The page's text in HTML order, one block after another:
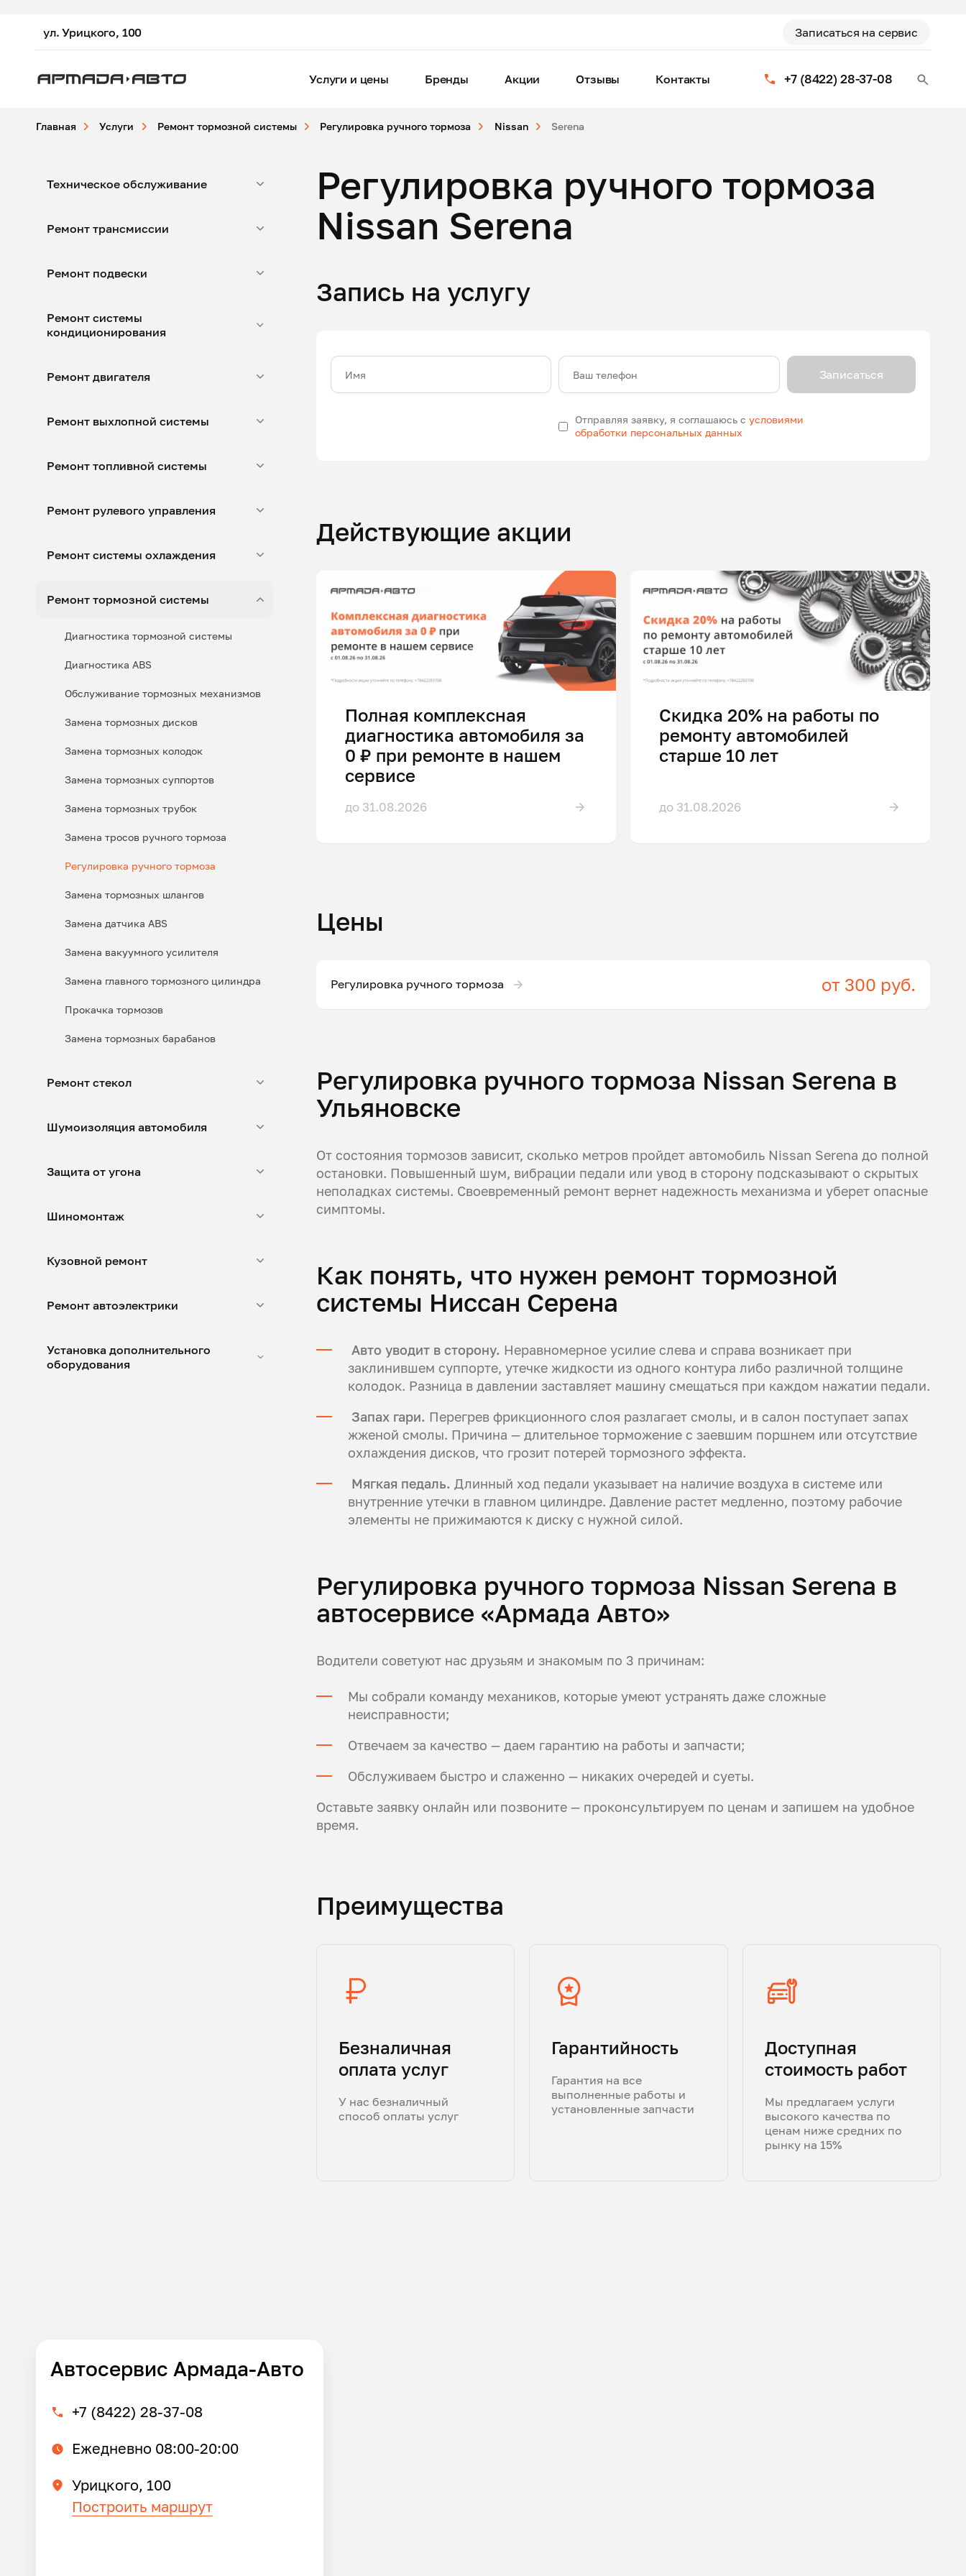
ул. Урицкого, 100 Записаться на сервис
+7 (8422) 28-37-08
Услуги и цены Бренды Акции Отзывы Контакты
Главная Услуги Ремонт тормозной системы Регулировка ручного тормоза Nissan Serena
Техническое обслуживание
Ремонт трансмиссии
Ремонт подвески
Ремонт системы
кондиционирования
Ремонт двигателя
Ремонт выхлопной системы
Ремонт топливной системы
Ремонт рулевого управления
Ремонт системы охлаждения
Ремонт тормозной системы
Диагностика тормозной системы
Диагностика ABS
Обслуживание тормозных механизмов
Замена тормозных дисков
Замена тормозных колодок
Замена тормозных суппортов
Замена тормозных трубок
Замена тросов ручного тормоза
Регулировка ручного тормоза
Замена тормозных шлангов
Замена датчика ABS
Замена вакуумного усилителя
Замена главного тормозного цилиндра
Прокачка тормозов
Замена тормозных барабанов
Ремонт стекол
Шумоизоляция автомобиля
Защита от угона
Шиномонтаж
Кузовной ремонт
Ремонт автоэлектрики
Установка дополнительного
оборудования
Регулировка ручного тормоза
Nissan Serena
Запись на услугу
Имя Ваш телефон
Отправляя заявку, я соглашаюсь сусловиями
обработки персональных данных
Записаться
Действующие акции
Полная комплексная
диагностика автомобиля за
0 ₽ при ремонте в нашем
сервисе
до 31.08.2026
Скидка 20% на работы по
ремонту автомобилей
старше 10 лет
до 31.08.2026
Цены
Регулировка ручного тормоза от 300 руб.
Регулировка ручного тормоза Nissan Serena в
Ульяновске
От состояния тормозов зависит, сколько метров пройдет автомобиль Nissan Serena до полной
остановки. Повышенный шум, вибрации педали или увод в сторону подсказывают о скрытых
неполадках системы. Своевременный ремонт вернет надежность механизма и уберет опасные
симптомы.
Как понять, что нужен ремонт тормозной
системы Ниссан Серена
Авто уводит в сторону. Неравномерное усилие слева и справа возникает при
заклинившем суппорте, утечке жидкости из одного контура либо различной толщине
колодок. Разница в давлении заставляет машину смещаться при каждом нажатии педали.
Запах гари. Перегрев фрикционного слоя разлагает смолы, и в салон поступает запах
жженой смолы. Причина — длительное торможение с заевшим поршнем или отсутствие
охлаждения дисков, что грозит потерей тормозного эффекта.
Мягкая педаль. Длинный ход педали указывает на наличие воздуха в системе или
внутренние утечки в главном цилиндре. Давление растет медленно, поэтому рабочие
элементы не прижимаются к диску с нужной силой.
Регулировка ручного тормоза Nissan Serena в
автосервисе «Армада Авто»
Водители советуют нас друзьям и знакомым по 3 причинам:
Мы собрали команду механиков, которые умеют устранять даже сложные
неисправности;
Отвечаем за качество — даем гарантию на работы и запчасти;
Обслуживаем быстро и слаженно — никаких очередей и суеты.
Оставьте заявку онлайн или позвоните — проконсультируем по ценам и запишем на удобное
время.
Преимущества
Безналичная
оплата услуг
У нас безналичный
способ оплаты услуг
Гарантийность
Гарантия на все
выполненные работы и
установленные запчасти
Доступная
стоимость работ
Мы предлагаем услуги
высокого качества по
ценам ниже средних по
рынку на 15%
Автосервис Армада-Авто
+7 (8422) 28-37-08
Ежедневно 08:00-20:00
Урицкого, 100
Построить маршрут